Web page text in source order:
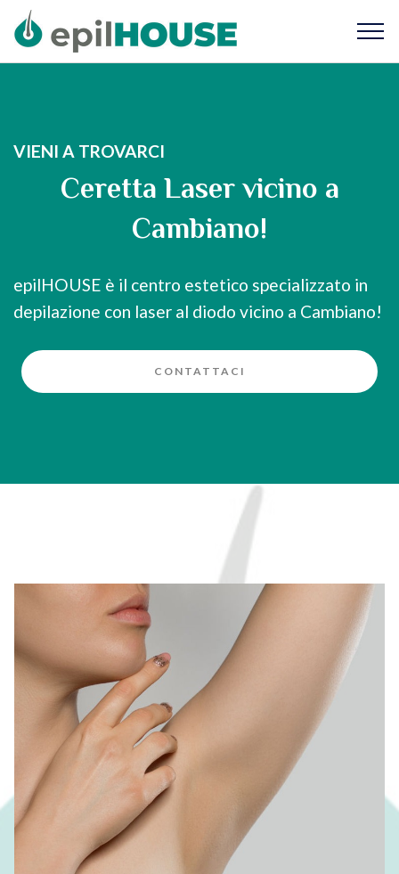
VIENI A TROVARCI
Ceretta Laser vicino a
Cambiano!
epilHOUSE è il centro estetico specializzato in
depilazione con laser al diodo vicino a Cambiano!
CONTATTACI